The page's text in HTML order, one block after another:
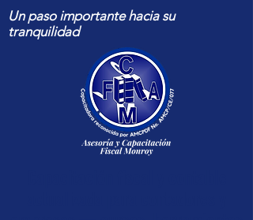
Un paso importante hacia su
tranquilidad